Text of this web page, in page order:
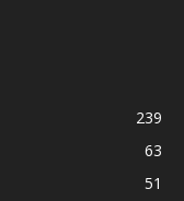
239
63
51